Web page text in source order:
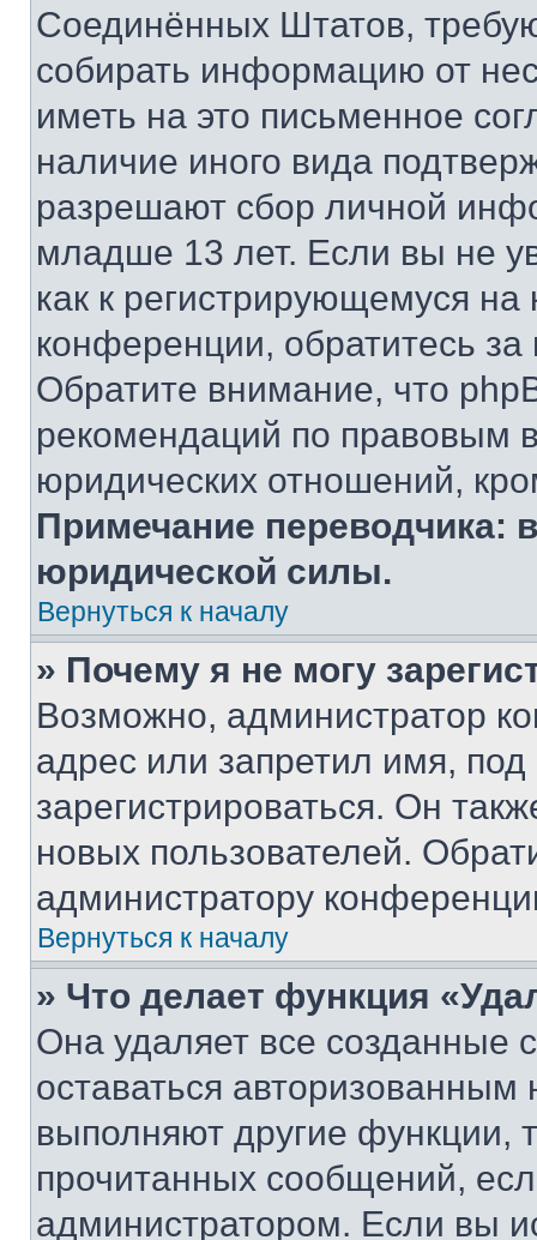
Соединённых Штатов,
собирать информацию от
иметь на это письменное
наличие иного вида
разрешают сбор личной
младше 13 лет. Если вы не
как к регистрирующемуся
конференции, обратитесь
Обратите внимание, что
рекомендаций по правовым
юридических отношений,
Примечание переводчика:
юридической силы.
Вернуться к началу
» Почему я не могу
Возможно, администратор
адрес или запретил имя,
зарегистрироваться. Он
новых пользователей.
администратору
Вернуться к началу
» Что делает функция
Она удаляет все созданные
оставаться
выполняют другие функции,
прочитанных сообщений,
администратором. Если вы